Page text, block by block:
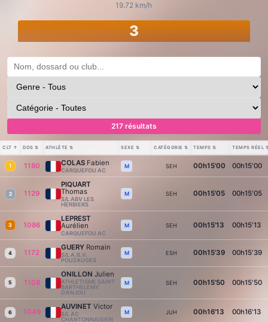
19.72 km/h
3
217 résultats
CLT ↑ DOS ⇅ ATHLÈTE ⇅ SEXE ⇅ CATÉGORIE ⇅ TEMPS ⇅ TEMPS RÉEL
1 1180 COLAS Fabien
CARQUEFOU AC
M SEH 00h15'00 00h15'00
2 1129
PIQUART
Thomas
S/L ABV LES
HERBIERS
M SEH 00h15'05 00h15'05
3 1086
LEPREST
Aurélien
CARQUEFOU AC
M SEH 00h15'13 00h15'13
4 1172
GUERY Romain
S/L A.B.V.
POUZAUGES
M ESH 00h15'39 00h15'39
5 1108
ONILLON Julien
ATHLETISME SAINT
BARTHELEMY
D’ANJOU
M SEH 00h15'50 00h15'50
6 1049
AUVINET Victor
S/L AC
CHANTONNAISIEN
M JUH 00h16'13 00h16'13